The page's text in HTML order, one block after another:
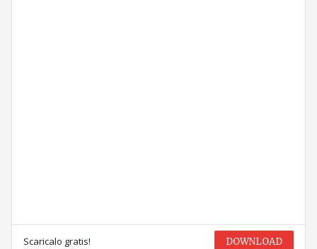
Scaricalo gratis! DOWNLOAD